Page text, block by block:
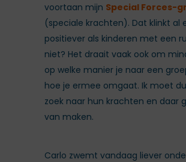
voortaan mijn Special Forces-
(speciale krachten). Dat klinkt al
positiever als kinderen met een
niet? Het draait vaak ook om
op welke manier je naar een
hoe je ermee omgaat. Ik moet
zoek naar hun krachten en daar
van maken.
Carlo zwemt vandaag liever